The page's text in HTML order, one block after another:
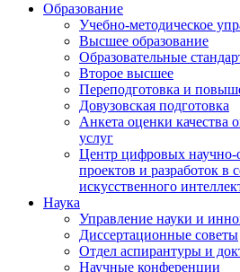
Образование
Учебно-методическое
Высшее образование
Образовательные
Второе высшее
Переподготовка и
Довузовская подготовка
Анкета оценки качества
услуг
Центр цифровых научно-
проектов и разработок
искусственного
Наука
Управление науки и
Диссертационные советы
Отдел аспирантуры и
Научные конференции